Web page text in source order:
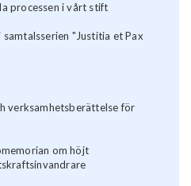
processen i vårt stift
"Justitia et Pax
verksamhetsberättelse för
om höjt